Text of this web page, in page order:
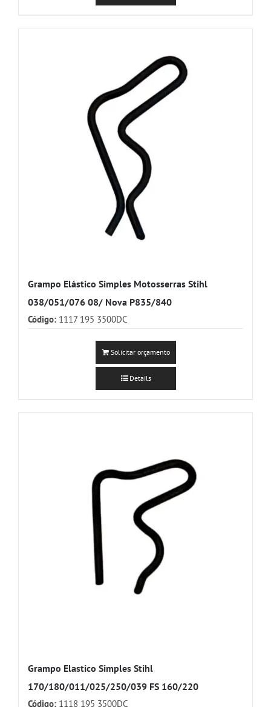
Grampo Elástico Simples Motosserras Stihl
038/051/076 08/ Nova P835/840
Código: 1117 195 3500DC
Solicitar orçamento
Details
Grampo Elastico Simples Stihl
170/180/011/025/250/039 FS 160/220
Código: 1118 195 3500DC